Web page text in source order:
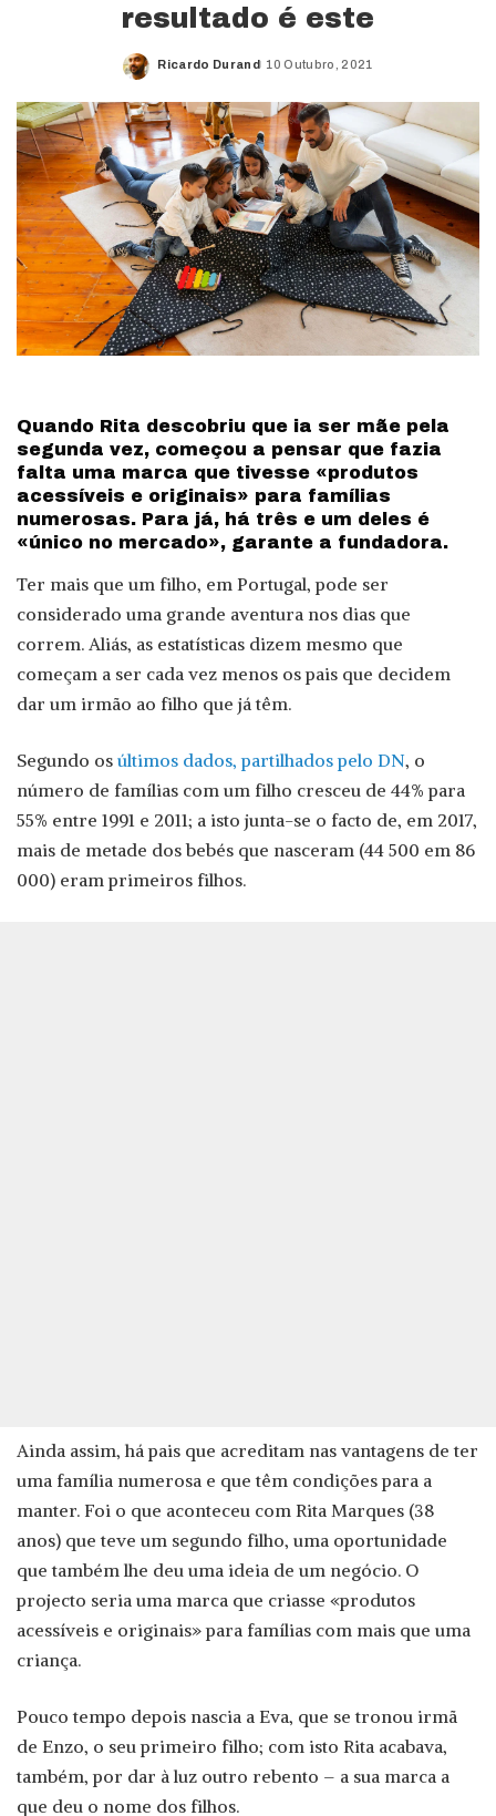
resultado é este
Posted
Ricardo Durand 10 Outubro, 2021
Quando Rita descobriu que ia ser mãe pela
segunda vez, começou a pensar que fazia
falta uma marca que tivesse «produtos
acessíveis e originais» para famílias
numerosas. Para já, há três e um deles é
«único no mercado», garante a fundadora.
Ter mais que um filho, em Portugal, pode ser
considerado uma grande aventura nos dias que
correm. Aliás, as estatísticas dizem mesmo que
começam a ser cada vez menos os pais que decidem
dar um irmão ao filho que já têm.
Segundo os últimos dados, partilhados pelo DN, o
número de famílias com um filho cresceu de 44% para
55% entre 1991 e 2011; a isto junta-se o facto de, em 2017,
mais de metade dos bebés que nasceram (44 500 em 86
000) eram primeiros filhos.
Ainda assim, há pais que acreditam nas vantagens de ter
uma família numerosa e que têm condições para a
manter. Foi o que aconteceu com Rita Marques (38
anos) que teve um segundo filho, uma oportunidade
que também lhe deu uma ideia de um negócio. O
projecto seria uma marca que criasse «produtos
acessíveis e originais» para famílias com mais que uma
criança.
Pouco tempo depois nascia a Eva, que se tronou irmã
de Enzo, o seu primeiro filho; com isto Rita acabava,
também, por dar à luz outro rebento – a sua marca a
que deu o nome dos filhos.